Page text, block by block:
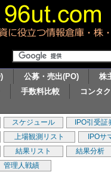
公募・売出(PO) 株
手数料比較 コンタ
スケジュール
IPO引受証
上場観測リスト
IPOサ
結果リスト 結果分析
管理人戦績